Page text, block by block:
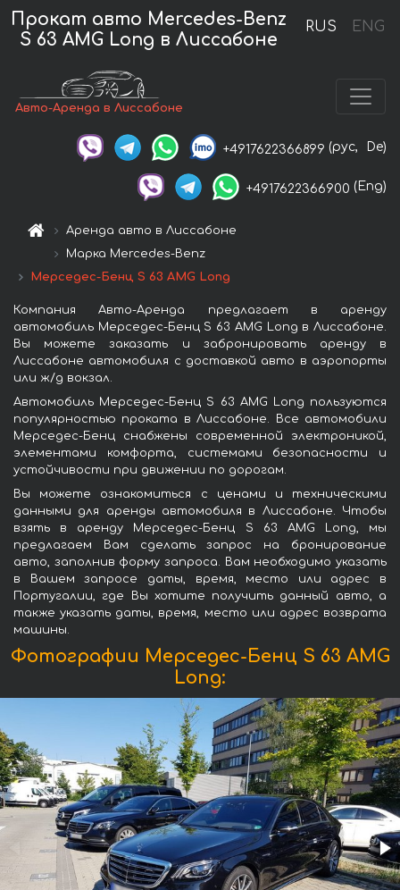
RUS ENG
Прокат авто Mercedes-Benz
S 63 AMG Long в Лиссабоне
Авто-Аренда в Лиссабоне
+4917622366899 (рус, De)
+4917622366900 (Eng)
Аренда авто в Лиссабоне
Марка Mercedes-Benz
Мерседес-Бенц S 63 AMG Long
Компания Авто-Аренда предлагает в аренду
автомобиль Мерседес-Бенц S 63 AMG Long в Лиссабоне.
Вы можете заказать и забронировать аренду в
Лиссабоне автомобиля с доставкой авто в аэропорты
или ж/д вокзал.
Автомобиль Мерседес-Бенц S 63 AMG Long пользуются
популярностью проката в Лиссабоне. Все автомобили
Мерседес-Бенц снабжены современной электроникой,
элементами комфорта, системами безопасности и
устойчивости при движении по дорогам.
Вы можете ознакомиться с ценами и техническими
данными для аренды автомобиля в Лиссабоне. Чтобы
взять в аренду Мерседес-Бенц S 63 AMG Long, мы
предлагаем Вам сделать запрос на бронирование
авто, заполнив форму запроса. Вам необходимо указать
в Вашем запросе даты, время, место или адрес в
Португалии, где Вы хотите получить данный авто, а
также указать даты, время, место или адрес возврата
машины.
Фотографии Мерседес-Бенц S 63 AMG
Long: